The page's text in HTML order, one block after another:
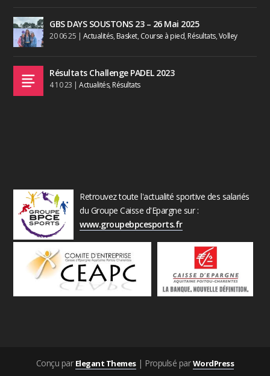
GBS DAYS SOUSTONS 23 – 26 Mai 2025
20 06 25 Actualités, Basket, Course à pied, Résultats,Volley
Résultats Challenge PADEL 2023
4 10 23 |Actualités, Résultats
Retrouvez toute l'actualité sportive des salariés
du Groupe Caisse d'Epargne sur :
www.groupebpcesports.fr
Conçu par Elegant Themes| Propulsé parWordPress